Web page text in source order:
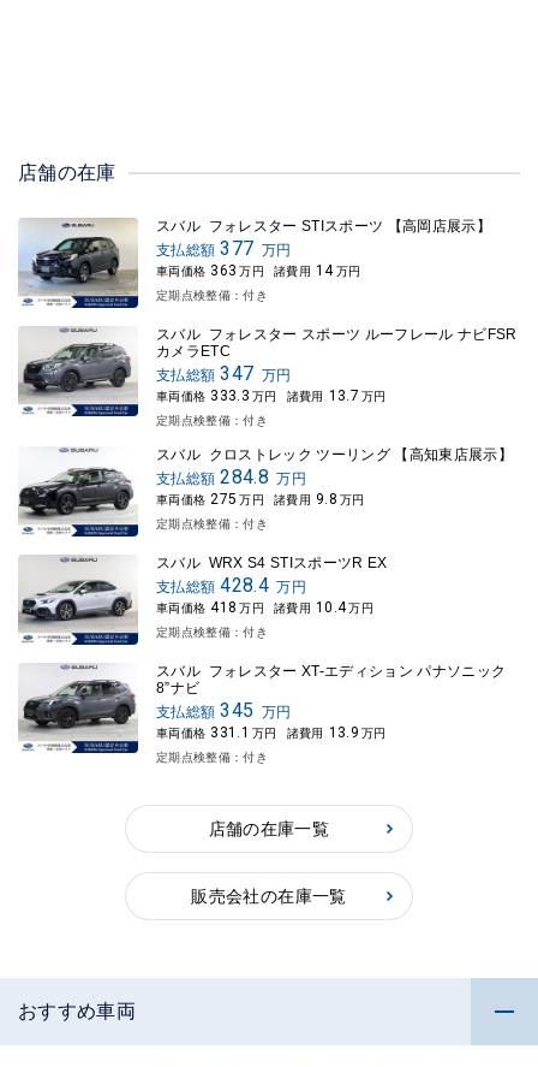
店舗の在庫
スバル フォレスター STIスポーツ 【高岡店展示】
支払総額 377 万円
車両価格 363 万円 諸費用 14 万円
定期点検整備：付き
スバル フォレスター スポーツ ルーフレール ナビFSR
カメラETC
支払総額 347 万円
車両価格 333.3 万円 諸費用 13.7 万円
定期点検整備：付き
スバル クロストレック ツーリング 【高知東店展示】
支払総額 284.8 万円
車両価格 275 万円 諸費用 9.8 万円
定期点検整備：付き
スバル WRX S4 STIスポーツR EX
支払総額 428.4 万円
車両価格 418 万円 諸費用 10.4万円
定期点検整備：付き
スバル フォレスター XT-エディション パナソニック
8”ナビ
支払総額 345 万円
車両価格 331.1 万円 諸費用 13.9 万円
定期点検整備：付き
店舗の在庫一覧
販売会社の在庫一覧
おすすめ車両